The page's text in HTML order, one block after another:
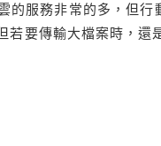
的服務非常的多，但
若要傳輸大檔案時，還